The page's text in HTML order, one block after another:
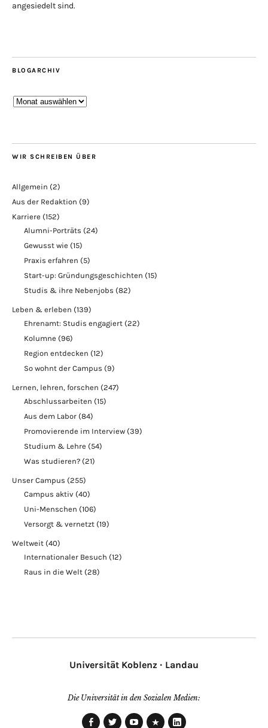
angesiedelt sind.
BLOGARCHIV
Blogarchiv
WIR SCHREIBEN ÜBER
Allgemein (2)
Aus der Redaktion (9)
Karriere (152)
Alumni-Porträts (24)
Gewusst wie (15)
Praxis erfahren (5)
Start-up: Gründungsgeschichten (15)
Studis & ihre Nebenjobs (82)
Leben & erleben (139)
Ehrenamt: Studis engagiert (22)
Kolumne (96)
Region entdecken (12)
So wohnt der Campus (9)
Lernen, lehren, forschen (247)
Abschlussarbeiten (15)
Aus dem Labor (84)
Promovierende im Interview (39)
Studium & Lehre (54)
Was studieren? (21)
Unser Campus (255)
Campus aktiv (40)
Uni-Menschen (106)
Versorgt & vernetzt (19)
Weltweit (40)
Internationaler Besuch (12)
Raus in die Welt (28)
Universität Koblenz · Landau
Die Universität in den Sozialen Medien: